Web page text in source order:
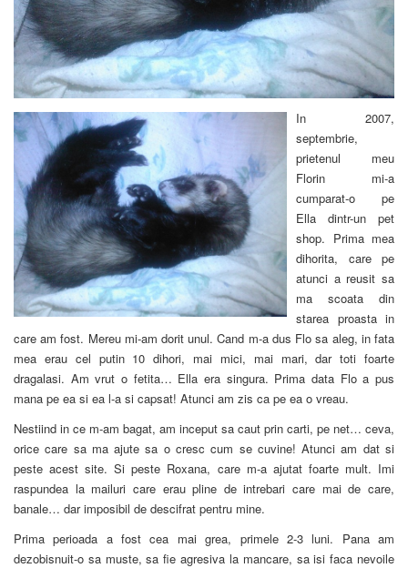
In 2007,
septembrie,
prietenul meu
Florin mi-a
cumparat-o pe
Ella dintr-un pet
shop. Prima mea
dihorita, care pe
atunci a reusit sa
ma scoata din
starea proasta in
care am fost. Mereu mi-am dorit unul. Cand m-a dus Flo sa aleg, in fata
mea erau cel putin 10 dihori, mai mici, mai mari, dar toti foarte
dragalasi. Am vrut o fetita… Ella era singura. Prima data Flo a pus
mana pe ea si ea l-a si capsat! Atunci am zis ca pe ea o vreau.
Nestiind in ce m-am bagat, am inceput sa caut prin carti, pe net… ceva,
orice care sa ma ajute sa o cresc cum se cuvine! Atunci am dat si
peste acest site. Si peste Roxana, care m-a ajutat foarte mult. Imi
raspundea la mailuri care erau pline de intrebari care mai de care,
banale… dar imposibil de descifrat pentru mine.
Prima perioada a fost cea mai grea, primele 2-3 luni. Pana am
dezobisnuit-o sa muste, sa fie agresiva la mancare, sa isi faca nevoile